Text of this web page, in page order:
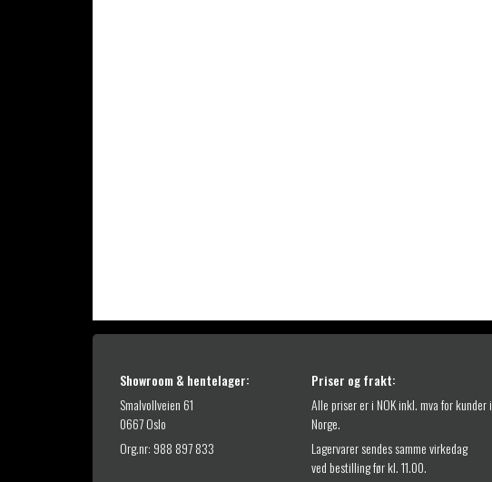
Showroom & hentelager:
Smalvollveien 61
0667 Oslo
Org.nr: 988 897 833
Priser og frakt:
Alle priser er i NOK inkl. mva for kunder i
Norge.
Lagervarer sendes samme virkedag
ved bestilling før kl. 11.00.